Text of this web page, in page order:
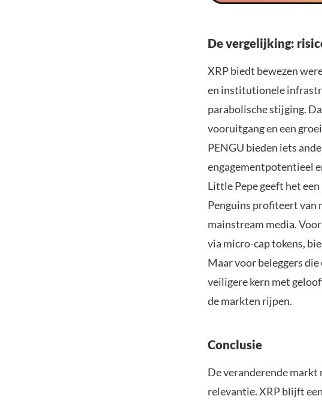
De vergelijking:
XRP biedt bewezen
en institutionele
parabolische stijging.
vooruitgang en een
PENGU bieden iets
engagementpotentieel
Little Pepe geeft het
Penguins profiteert van
mainstream media.
via micro-cap tokens,
Maar voor beleggers
veiligere kern met
de markten rijpen.
Conclusie
De veranderende markt
relevantie. XRP blijft